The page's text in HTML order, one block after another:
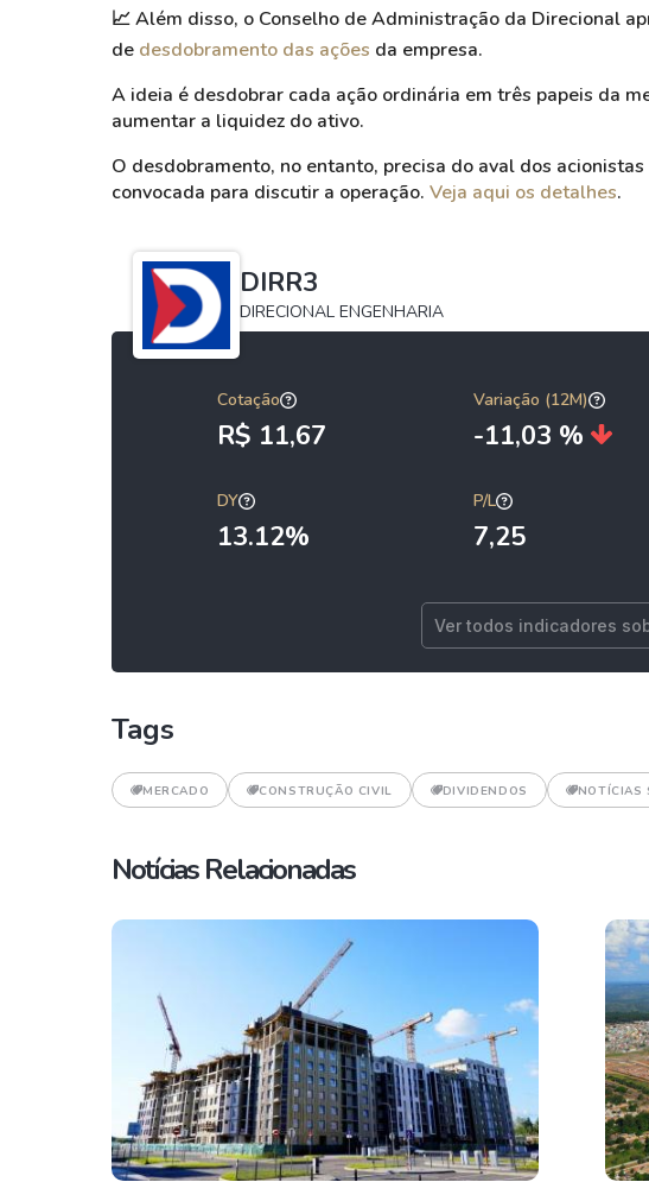
📈Além disso, o Conselho de Administração da Direcional
de desdobramento das ações da empresa.
A ideia é desdobrar cada ação ordinária em três papeis da
aumentar a liquidez do ativo.
O desdobramento, no entanto, precisa do aval dos
convocada para discutir a operação. Veja aqui os detalhes.
DIRR3
DIRECIONAL ENGENHARIA
Cotação
R$ 11,67
Variação (12M)
-11,03 %
DY
13.12%
P/L
7,25
Ver todos indicadores
Tags
MERCADO CONSTRUÇÃO CIVIL DIVIDENDOS NOTÍCIAS
Notícias Relacionadas